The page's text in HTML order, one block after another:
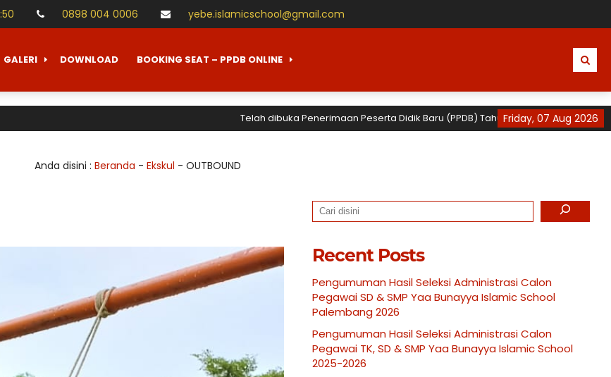
:50 0898 004 0006 yebe.islamicschool@gmail.com
GALERI DOWNLOAD BOOKING SEAT – PPDB ONLINE
Friday, 07 Aug 2026
Telah dibuka Penerimaan Peserta Didik Baru (PPDB) Tahun Ajaran 2026 / 2027 untuk
Anda disini : Beranda - Ekskul - OUTBOUND
Search
Recent Posts
Pengumuman Hasil Seleksi Administrasi Calon
Pegawai SD & SMP Yaa Bunayya Islamic School
Palembang 2026
Pengumuman Hasil Seleksi Administrasi Calon
Pegawai TK, SD & SMP Yaa Bunayya Islamic School
2025-2026